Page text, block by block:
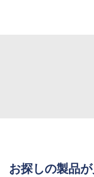
お探しの製品